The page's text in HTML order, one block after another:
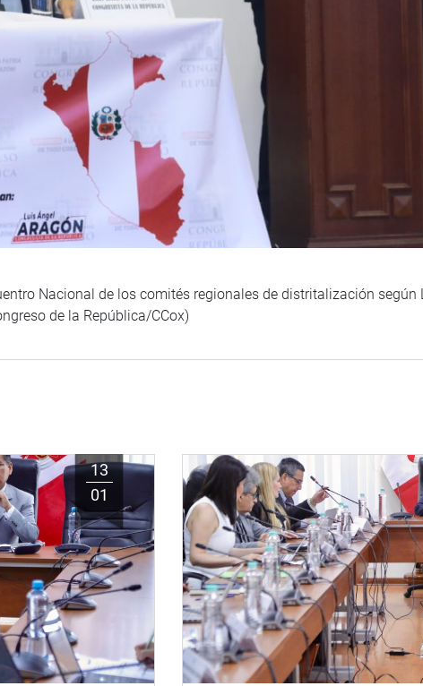
Nacional de los comités regionales de distritalización según
de la República/CCox)
13
01